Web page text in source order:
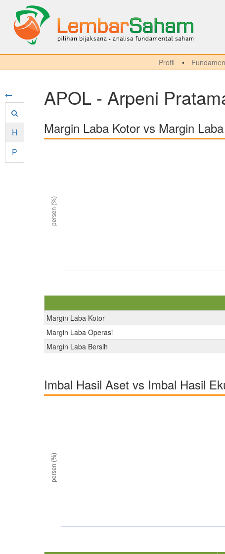
Profil
H
P
APOL - Arpeni
Margin Laba Kotor vs Margin
persen (%)
Margin Laba Kotor
Margin Laba Operasi
Margin Laba Bersih
Imbal Hasil Aset vs Imbal Hasil
persen (%)